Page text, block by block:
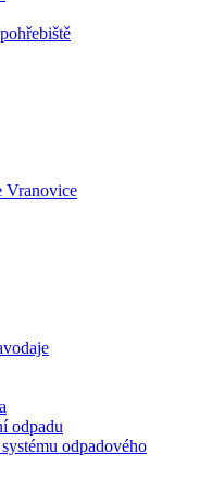
Vranovice
odpadu
odpadového